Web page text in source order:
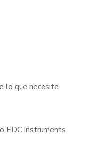
lo que necesite
EDC Instruments